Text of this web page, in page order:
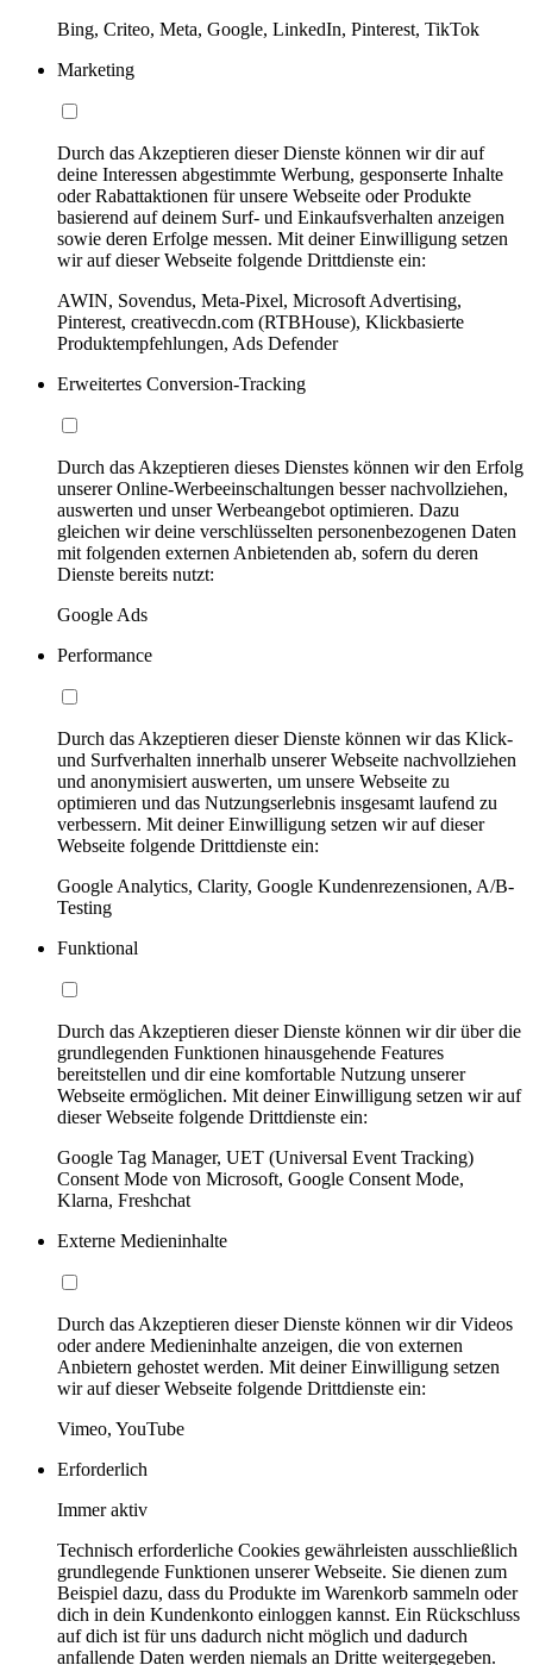
Bing, Criteo, Meta, Google, LinkedIn, Pinterest, TikTok
Marketing
Durch das Akzeptieren dieser Dienste können wir dir auf
deine Interessen abgestimmte Werbung, gesponserte Inhalte
oder Rabattaktionen für unsere Webseite oder Produkte
basierend auf deinem Surf- und Einkaufsverhalten anzeigen
sowie deren Erfolge messen. Mit deiner Einwilligung setzen
wir auf dieser Webseite folgende Drittdienste ein:
AWIN, Sovendus, Meta-Pixel, Microsoft Advertising,
Pinterest, creativecdn.com (RTBHouse), Klickbasierte
Produktempfehlungen, Ads Defender
Erweitertes Conversion-Tracking
Durch das Akzeptieren dieses Dienstes können wir den Erfolg
unserer Online-Werbeeinschaltungen besser nachvollziehen,
auswerten und unser Werbeangebot optimieren. Dazu
gleichen wir deine verschlüsselten personenbezogenen Daten
mit folgenden externen Anbietenden ab, sofern du deren
Dienste bereits nutzt:
Google Ads
Performance
Durch das Akzeptieren dieser Dienste können wir das Klick-
und Surfverhalten innerhalb unserer Webseite nachvollziehen
und anonymisiert auswerten, um unsere Webseite zu
optimieren und das Nutzungserlebnis insgesamt laufend zu
verbessern. Mit deiner Einwilligung setzen wir auf dieser
Webseite folgende Drittdienste ein:
Google Analytics, Clarity, Google Kundenrezensionen, A/B-
Testing
Funktional
Durch das Akzeptieren dieser Dienste können wir dir über die
grundlegenden Funktionen hinausgehende Features
bereitstellen und dir eine komfortable Nutzung unserer
Webseite ermöglichen. Mit deiner Einwilligung setzen wir auf
dieser Webseite folgende Drittdienste ein:
Google Tag Manager, UET (Universal Event Tracking)
Consent Mode von Microsoft, Google Consent Mode,
Klarna, Freshchat
Externe Medieninhalte
Durch das Akzeptieren dieser Dienste können wir dir Videos
oder andere Medieninhalte anzeigen, die von externen
Anbietern gehostet werden. Mit deiner Einwilligung setzen
wir auf dieser Webseite folgende Drittdienste ein:
Vimeo, YouTube
Erforderlich
Immer aktiv
Technisch erforderliche Cookies gewährleisten ausschließlich
grundlegende Funktionen unserer Webseite. Sie dienen zum
Beispiel dazu, dass du Produkte im Warenkorb sammeln oder
dich in dein Kundenkonto einloggen kannst. Ein Rückschluss
auf dich ist für uns dadurch nicht möglich und dadurch
anfallende Daten werden niemals an Dritte weitergegeben.